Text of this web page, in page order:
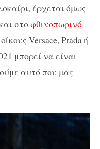
έρχεται όμως
στοφθινοπωρινό
Versace, Prada ή
μπορεί να είναι
αυτό που μας